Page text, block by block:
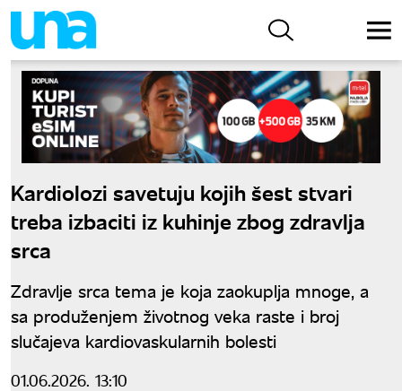
Kardiolozi savetuju kojih šest stvari
treba izbaciti iz kuhinje zbog zdravlja
srca
Zdravlje srca tema je koja zaokuplja mnoge, a
sa produženjem životnog veka raste i broj
slučajeva kardiovaskularnih bolesti
01.06.2026. 13:10